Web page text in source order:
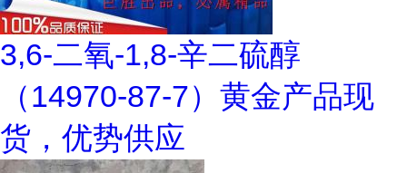
3,6-二氧-1,8-辛二硫醇
（14970-87-7）黄金产品现
货，优势供应